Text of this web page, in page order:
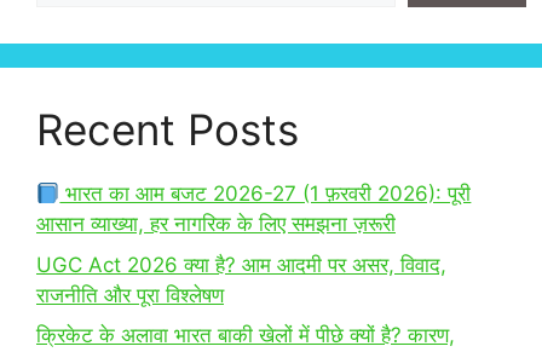
Recent Posts
भारत का आम बजट 2026-27 (1 फ़रवरी 2026): पूरी
आसान व्याख्या, हर नागरिक के लिए समझना ज़रूरी
UGC Act 2026 क्या है? आम आदमी पर असर, विवाद,
राजनीति और पूरा विश्लेषण
क्रिकेट के अलावा भारत बाकी खेलों में पीछे क्यों है? कारण,